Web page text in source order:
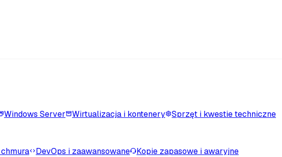
Windows Server Wirtualizacja i kontenery
Sprzęt i kwestie techniczne
DevOps i zaawansowane
Kopie zapasowe i awaryjne